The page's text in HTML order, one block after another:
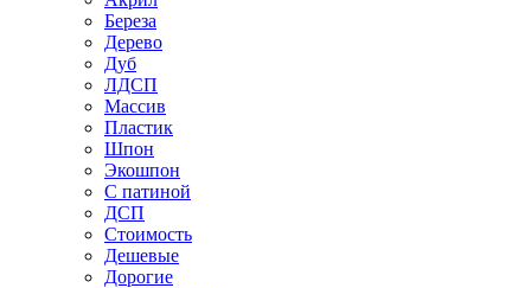
Береза
Дерево
Дуб
ЛДСП
Массив
Пластик
Шпон
Экошпон
С патиной
ДСП
Стоимость
Дешевые
Дорогие